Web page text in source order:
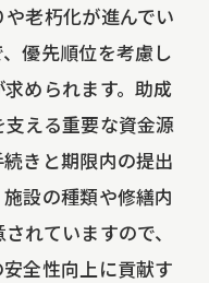
老朽化が進んでい
優先順位を考慮し
められます。助成
える重要な資金源
きと期限内の提出
設の種類や修繕内
れていますので、
全性向上に貢献す